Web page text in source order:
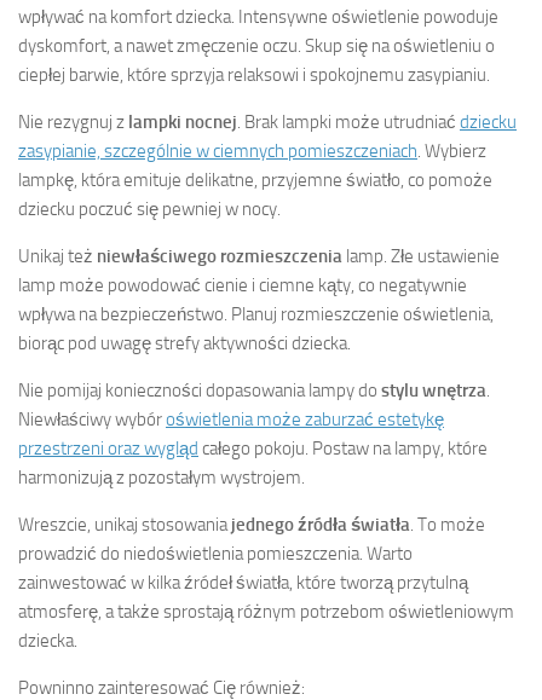
wpływać na komfort dziecka. Intensywne oświetlenie powoduje
dyskomfort, a nawet zmęczenie oczu. Skup się na oświetleniu o
ciepłej barwie, które sprzyja relaksowi i spokojnemu zasypianiu.
Nie rezygnuj z lampki nocnej. Brak lampki może utrudniać dziecku
zasypianie, szczególnie w ciemnych pomieszczeniach. Wybierz
lampkę, która emituje delikatne, przyjemne światło, co pomoże
dziecku poczuć się pewniej w nocy.
Unikaj też niewłaściwego rozmieszczenia lamp. Złe ustawienie
lamp może powodować cienie i ciemne kąty, co negatywnie
wpływa na bezpieczeństwo. Planuj rozmieszczenie oświetlenia,
biorąc pod uwagę strefy aktywności dziecka.
Nie pomijaj konieczności dopasowania lampy do stylu wnętrza.
Niewłaściwy wybóroświetlenia może zaburzać estetykę
przestrzeni oraz wygląd całego pokoju. Postaw na lampy, które
harmonizują z pozostałym wystrojem.
Wreszcie, unikaj stosowaniajednego źródła światła. To może
prowadzić do niedoświetlenia pomieszczenia. Warto
zainwestować w kilka źródeł światła, które tworzą przytulną
atmosferę, a także sprostają różnym potrzebom oświetleniowym
dziecka.
Powninno zainteresować Cię również: